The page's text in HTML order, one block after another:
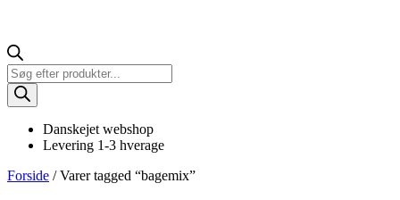
Products
search
Danskejet webshop
Levering 1-3 hverage
Forside / Varer tagged “bagemix”